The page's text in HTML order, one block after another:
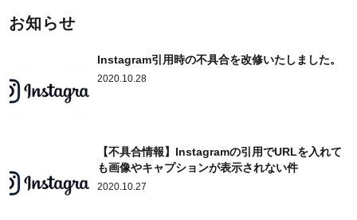
お知らせ
Instagram引用時の不具合を改修いたしました。
2020.10.28
【不具合情報】Instagramの引用でURLを入れて
も画像やキャプションが表示されない件
2020.10.27